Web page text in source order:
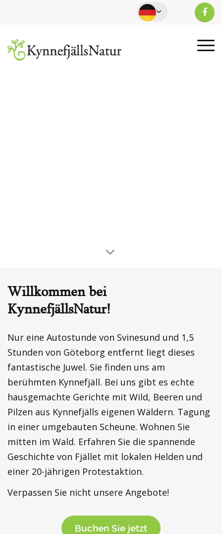
Willkommen bei
KynnefjällsNatur!
Nur eine Autostunde von Svinesund und 1,5
Stunden von Göteborg entfernt liegt dieses
fantastische Juwel. Sie finden uns am
berühmten Kynnefjäll. Bei uns gibt es echte
hausgemachte Gerichte mit Wild, Beeren und
Pilzen aus Kynnefjälls eigenen Wäldern. Tagung
in einer umgebauten Scheune. Wohnen Sie
mitten im Wald. Erfahren Sie die spannende
Geschichte von Fjället mit lokalen Helden und
einer 20-jährigen Protestaktion.
Verpassen Sie nicht unsere Angebote!
Buchen Sie jetzt